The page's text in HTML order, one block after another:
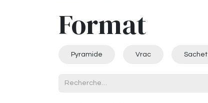
Format
Pyramide Vrac Sachet